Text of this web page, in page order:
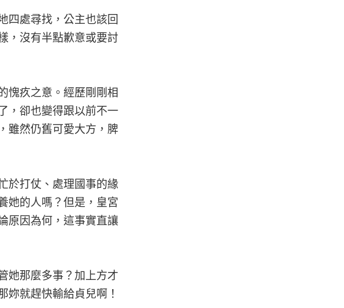
四處尋找，公主也該回
，沒有半點歉意或要討
愧疚之意。經歷剛剛相
，卻也變得跟以前不一
雖然仍舊可愛大方，脾
於打仗、處理國事的緣
她的人嗎？但是，皇宮
原因為何，這事實直讓
她那麼多事？加上方才
妳就趕快輸給貞兒啊！